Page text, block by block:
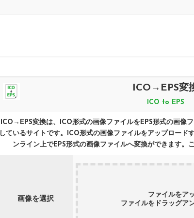
ICO → EPS変
ICO to EPS
ICO → EPS変換は、 ICO形式の画像ファイルをEPS形式の画像
しているサイトです。 ICO形式の画像ファイルをアップロード
ンライン上でEPS形式の画像ファイルへ変換ができます。
画像を選択
ファイルをア
ファイルをドラッグア